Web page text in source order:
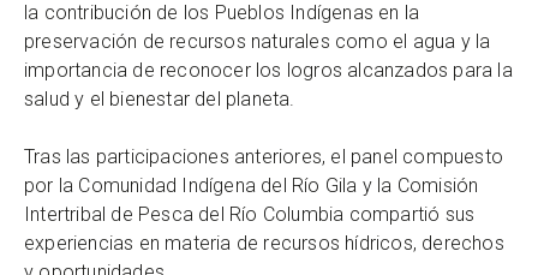
la contribución de los Pueblos Indígenas en la
preservación de recursos naturales como el agua y la
importancia de reconocer los logros alcanzados para la
salud y el bienestar del planeta.
Tras las participaciones anteriores, el panel compuesto
por la Comunidad Indígena del Río Gila y la Comisión
Intertribal de Pesca del Río Columbia compartió sus
experiencias en materia de recursos hídricos, derechos